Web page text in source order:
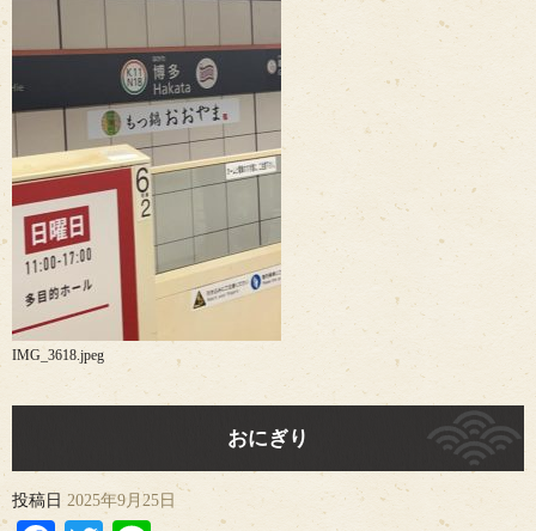
IMG_3618.jpeg
おにぎり
投稿日 2025年9月25日